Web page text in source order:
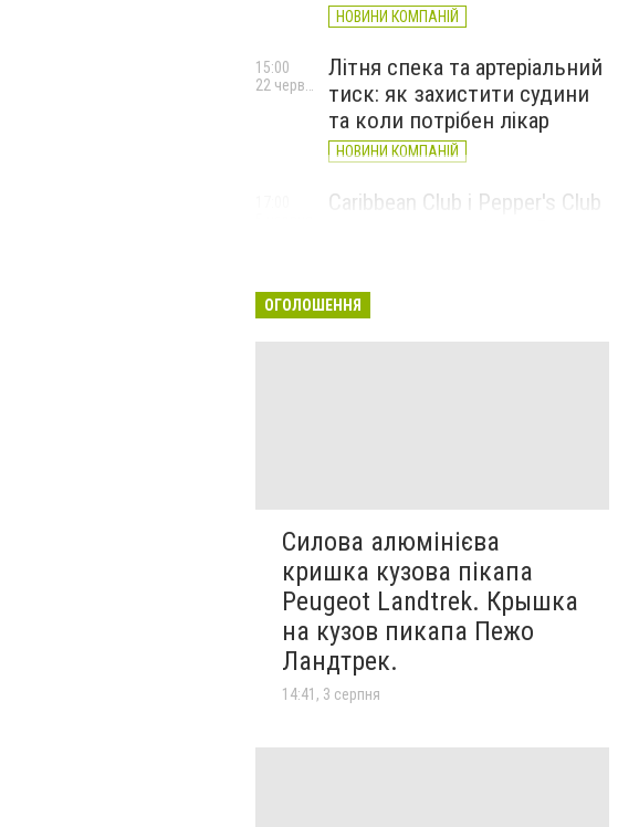
НОВИНИ КОМПАНІЙ
Літня спека та артеріальний
тиск: як захистити судини
та коли потрібен лікар
НОВИНИ КОМПАНІЙ
15:00
Caribbean Club і Pepper's Club
НОВИНИ КОМПАНІЙ
ОГОЛОШЕННЯ
Силова алюмінієва
кришка кузова пікапа
Peugeot Landtrek. Крышка
на кузов пикапа Пежо
Ландтрек.
14:41, 3 серпня